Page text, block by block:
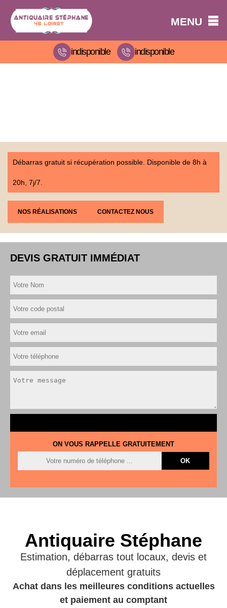
MENU
indisponible indisponible
Débarras gratuit si récupération possible. Disponible de 8h à
20h, 7j/7.
NOS RÉALISATIONS CONTACTEZ NOUS
DEVIS GRATUIT IMMÉDIAT
ON VOUS RAPPELLE GRATUITEMENT
Antiquaire Stéphane
Estimation, débarras tout locaux, devis et
déplacement gratuits
Achat dans les meilleures conditions actuelles
et paiement au comptant